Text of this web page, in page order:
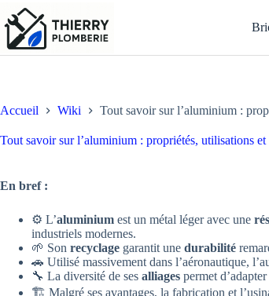
Passer
au
contenu
Accueil Wiki Tout savoir sur l’aluminium :
Tout savoir sur l’aluminium : propriétés, utilisations et
En bref :
⚙️ L’aluminium est un métal léger avec une
industriels modernes.
🌱 Son recyclage garantit une durabilité
🚗 Utilisé massivement dans l’aéronautique,
🔧 La diversité de ses alliages permet
🏗️ Malgré ses avantages, la fabrication et